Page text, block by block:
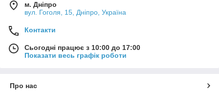
м. Дніпро
вул. Гоголя, 15, Дніпро, Україна
Контакти
Сьогодні працює з 10:00 до 17:00
Показати весь графік роботи
Про нас